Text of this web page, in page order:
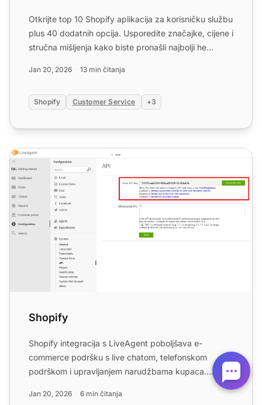
Otkrijte top 10 Shopify aplikacija za korisničku službu
plus 40 dodatnih opcija. Usporedite značajke, cijene i
stručna mišljenja kako biste pronašli najbolji he...
Jan 20, 2026 13 min čitanja
Shopify Customer Service +3
Shopify
Shopify
Shopify integracija s LiveAgent poboljšava e-
commerce podršku s live chatom, telefonskom
podrškom i upravljanjem narudžbama kupaca.
Jan 20, 2026 6 min čitanja